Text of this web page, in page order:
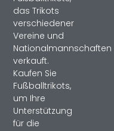
das Trikots
verschiedener
Vereine und
Nationalmannschaften
verkauft.
Kaufen Sie
Fußballtrikots,
um Ihre
Unterstützung
für die